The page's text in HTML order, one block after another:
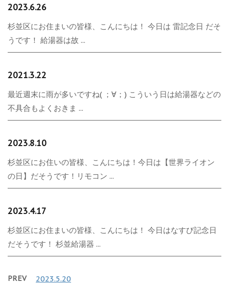
2023.6.26
杉並区にお住まいの皆様、こんにちは！ 今日は 雷記念日 だそ
うです！ 給湯器は故 ...
2021.3.22
最近週末に雨が多いですね( ；∀；) こういう日は給湯器などの
不具合もよくおきま ...
2023.8.10
杉並区にお住いの皆様、こんにちは！今日は【世界ライオン
の日】だそうです！リモコン ...
2023.4.17
杉並区にお住まいの皆様、こんにちは！ 今日はなすび記念日
だそうです！ 杉並給湯器 ...
PREV 2023.5.20